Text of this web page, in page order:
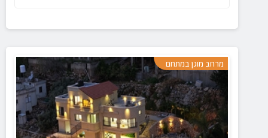
מרחב מוגן במתחם